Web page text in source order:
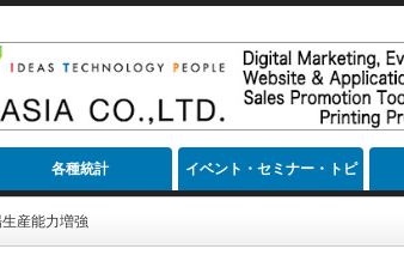
各種統計 イベント・セミナー・トピ
産能力増強